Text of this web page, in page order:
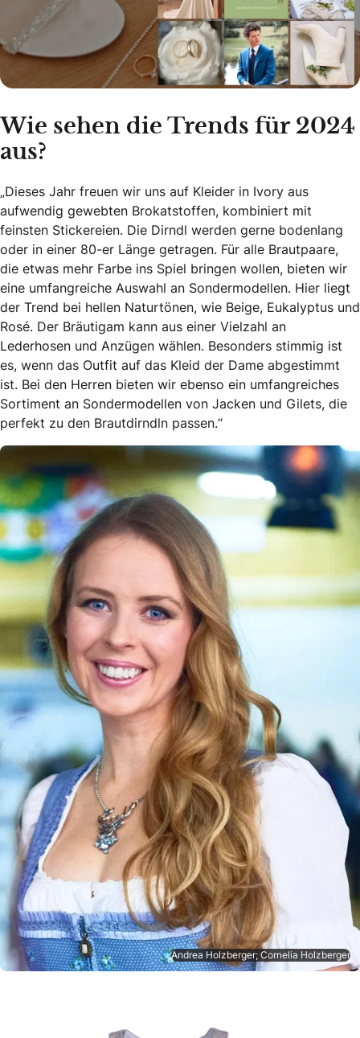
Wie sehen die Trends für 2024
aus?
„Dieses Jahr freuen wir uns auf Kleider in Ivory aus
aufwendig gewebten Brokatstoffen, kombiniert mit
feinsten Stickereien. Die Dirndl werden gerne bodenlang
oder in einer 80-er Länge getragen. Für alle Brautpaare,
die etwas mehr Farbe ins Spiel bringen wollen, bieten wir
eine umfangreiche Auswahl an Sondermodellen. Hier liegt
der Trend bei hellen Naturtönen, wie Beige, Eukalyptus und
Rosé. Der Bräutigam kann aus einer Vielzahl an
Lederhosen und Anzügen wählen. Besonders stimmig ist
es, wenn das Outfit auf das Kleid der Dame abgestimmt
ist. Bei den Herren bieten wir ebenso ein umfangreiches
Sortiment an Sondermodellen von Jacken und Gilets, die
perfekt zu den Brautdirndln passen.“
Andrea Holzberger; Cornelia Holzberger